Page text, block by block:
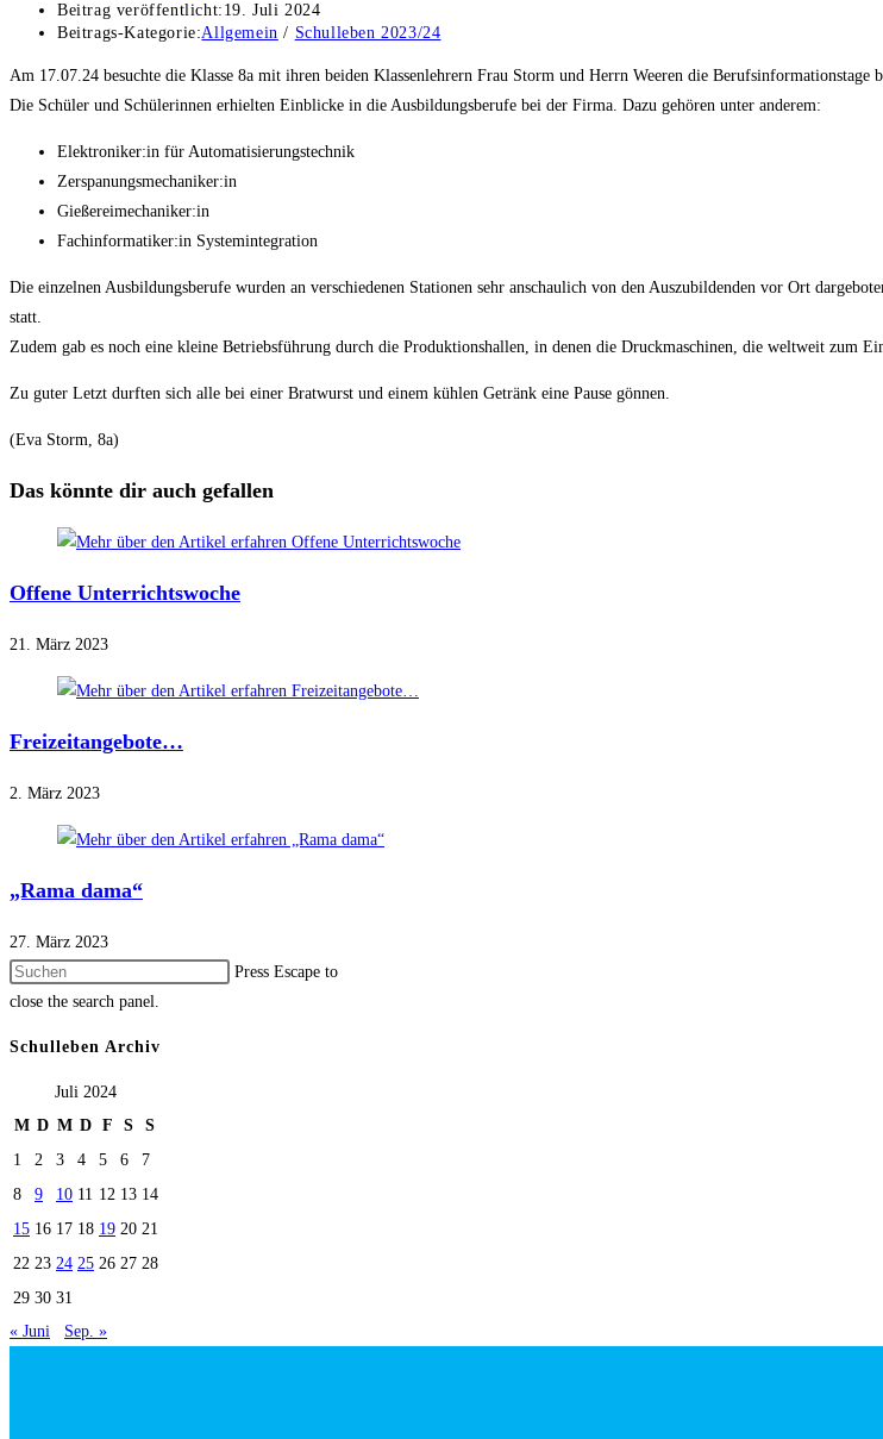
Beitrag veröffentlicht: 19. Juli 2024
Beitrags-Kategorie:Allgemein / Schulleben 2023/24
Am 17.07.24 besuchte die Klasse 8a mit ihren beiden Klassenlehrern Frau Storm und Herrn Weeren die
Die Schüler und Schülerinnen erhielten Einblicke in die Ausbildungsberufe bei der Firma. Dazu gehören unter anderem:
Elektroniker:in für Automatisierungstechnik
Zerspanungsmechaniker:in
Gießereimechaniker:in
Fachinformatiker:in Systemintegration
Die einzelnen Ausbildungsberufe wurden an verschiedenen Stationen sehr anschaulich von den Auszubildenden vor Ort
statt.
Zudem gab es noch eine kleine Betriebsführung durch die Produktionshallen, in denen die Druckmaschinen, die weltweit zum
Zu guter Letzt durften sich alle bei einer Bratwurst und einem kühlen Getränk eine Pause gönnen.
(Eva Storm, 8a)
Das könnte dir auch gefallen
Offene Unterrichtswoche
21. März 2023
Freizeitangebote…
2. März 2023
„Rama dama“
27. März 2023
Press Escape to
close the search panel.
Schulleben Archiv
Juli 2024
M D M D F S
S
1
2 3 4 5 6
7
8
9 10 11 12 13 14
15 16 17 18 19 20 21
22 23 24 25 26 27 28
29 30 31
« Juni
Sep. »